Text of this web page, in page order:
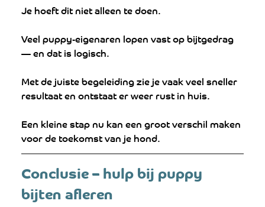
Je hoeft dit niet alleen te doen.
Veel puppy-eigenaren lopen vast op bijtgedrag
— en dat is logisch.
Met de juiste begeleiding zie je vaak veel sneller
resultaat en ontstaat er weer rust in huis.
Een kleine stap nu kan een groot verschil maken
voor de toekomst van je hond.
Conclusie – hulp bij puppy
bijten afleren